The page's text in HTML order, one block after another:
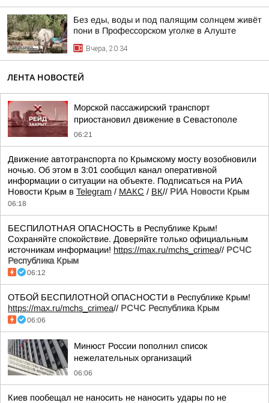
Без еды, воды и под палящим солнцем живёт
пони в Профессорском уголке в Алуште
Вчера, 20:34
ЛЕНТА НОВОСТЕЙ
Морской пассажирский транспорт
приостановил движение в Севастополе
06:21
Движение автотранспорта по Крымскому мосту возобновили
ночью. Об этом в 3:01 сообщил канал оперативной
информации о ситуации на объекте. Подписаться на РИА
Новости Крым в Telegram / МАКС / ВК// РИА Новости Крым
06:18
БЕСПИЛОТНАЯ ОПАСНОСТЬ в Республике Крым!
Сохраняйте спокойствие. Доверяйте только официальным
источникам информации! https://max.ru/mchs_crimea// РСЧС
Республика Крым
06:12
ОТБОЙ БЕСПИЛОТНОЙ ОПАСНОСТИ в Республике Крым!
https://max.ru/mchs_crimea// РСЧС Республика Крым
06:06
Минюст России пополнил список
нежелательных организаций
06:06
Киев пообещал не наносить не наносить удары по не